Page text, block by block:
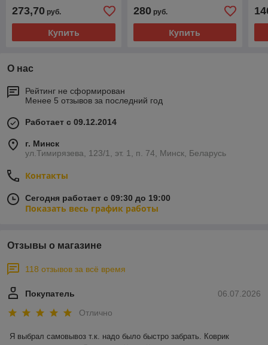
273,70 руб.
Купить
280руб.
Купить
О нас
Рейтинг не сформирован
Менее 5 отзывов за последний год
Работает с 09.12.2014
г. Минск
ул.Тимирязева, 123/1, эт. 1, п. 74, Минск, Беларусь
Контакты
Сегодня работает с 09:30 до 19:00
Показать весь график работы
Отзывы о магазине
118 отзывов за всё время
06.07.2026
Покупатель
Отлично
Я выбрал самовывоз т.к. надо было быстро забрать. Коврик